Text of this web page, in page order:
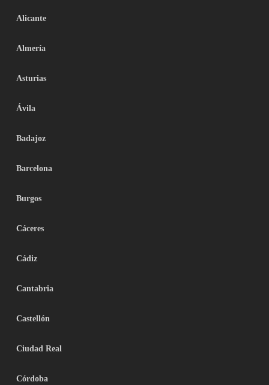
Alicante
Almería
Asturias
Ávila
Badajoz
Barcelona
Burgos
Cáceres
Cádiz
Cantabria
Castellón
Ciudad Real
Córdoba